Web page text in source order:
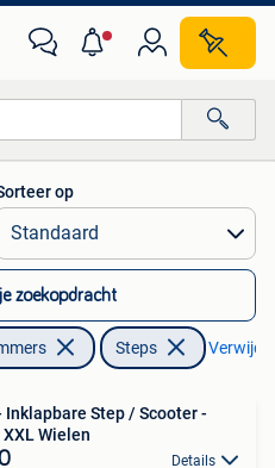
op
zoekopdracht
Steps
Inklapbare Step / Scooter -
XXL Wielen
Details